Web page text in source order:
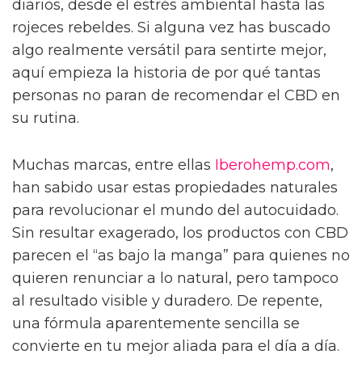
diarios, desde el estrés ambiental hasta las
rojeces rebeldes. Si alguna vez has buscado
algo realmente versátil para sentirte mejor,
aquí empieza la historia de por qué tantas
personas no paran de recomendar el CBD en
su rutina.
Muchas marcas, entre ellas Iberohemp.com,
han sabido usar estas propiedades naturales
para revolucionar el mundo del autocuidado.
Sin resultar exagerado, los productos con CBD
parecen el “as bajo la manga” para quienes no
quieren renunciar a lo natural, pero tampoco
al resultado visible y duradero. De repente,
una fórmula aparentemente sencilla se
convierte en tu mejor aliada para el día a día.